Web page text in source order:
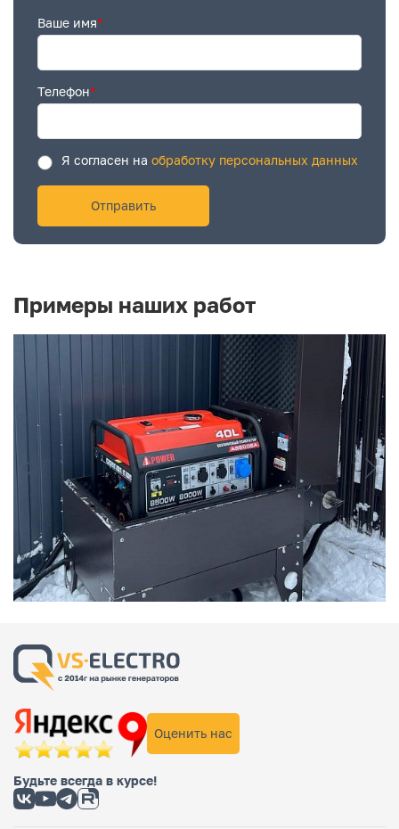
Ваше имя*
Телефон*
Я согласен на обработку персональных данных
Примеры наших работ
Оценить нас
Будьте всегда в курсе!